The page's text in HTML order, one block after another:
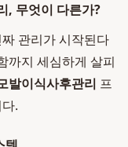
, 무엇이 다른가?
관리가 시작된다
까지 세심하게 살피
발이식사후관리 프
.